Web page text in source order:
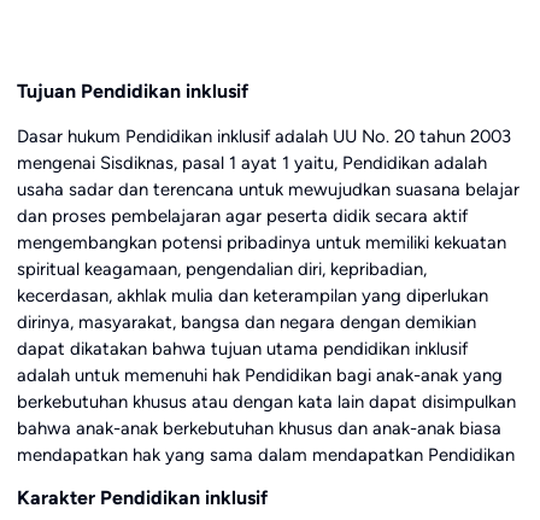
Tujuan Pendidikan inklusif
Dasar hukum Pendidikan inklusif adalah UU No. 20 tahun 2003
mengenai Sisdiknas, pasal 1 ayat 1 yaitu, Pendidikan adalah
usaha sadar dan terencana untuk mewujudkan suasana belajar
dan proses pembelajaran agar peserta didik secara aktif
mengembangkan potensi pribadinya untuk memiliki kekuatan
spiritual keagamaan, pengendalian diri, kepribadian,
kecerdasan, akhlak mulia dan keterampilan yang diperlukan
dirinya, masyarakat, bangsa dan negara dengan demikian
dapat dikatakan bahwa tujuan utama pendidikan inklusif
adalah untuk memenuhi hak Pendidikan bagi anak-anak yang
berkebutuhan khusus atau dengan kata lain dapat disimpulkan
bahwa anak-anak berkebutuhan khusus dan anak-anak biasa
mendapatkan hak yang sama dalam mendapatkan Pendidikan
Karakter Pendidikan inklusif